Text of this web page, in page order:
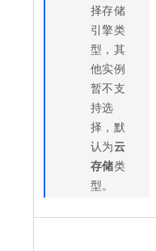
择存储
引擎类
型，其
他实例
暂不支
持选
择，默
认为云
存储类
型。